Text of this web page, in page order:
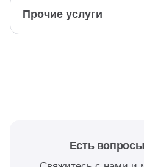
Прочие услуги
Есть